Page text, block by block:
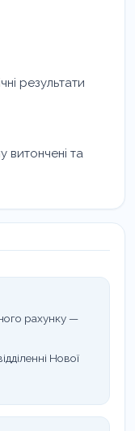
результати
витончені та
рахунку —
Нової